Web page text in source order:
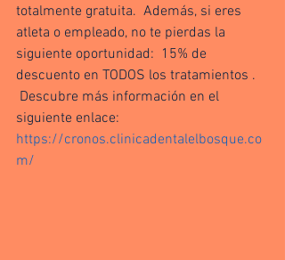
totalmente gratuita.  Además, si eres
atleta o empleado, no te pierdas la
siguiente oportunidad:  15% de
descuento en TODOS los tratamientos .
siguiente enlace:
https://cronos.clinicadentalelbosque.co
m/